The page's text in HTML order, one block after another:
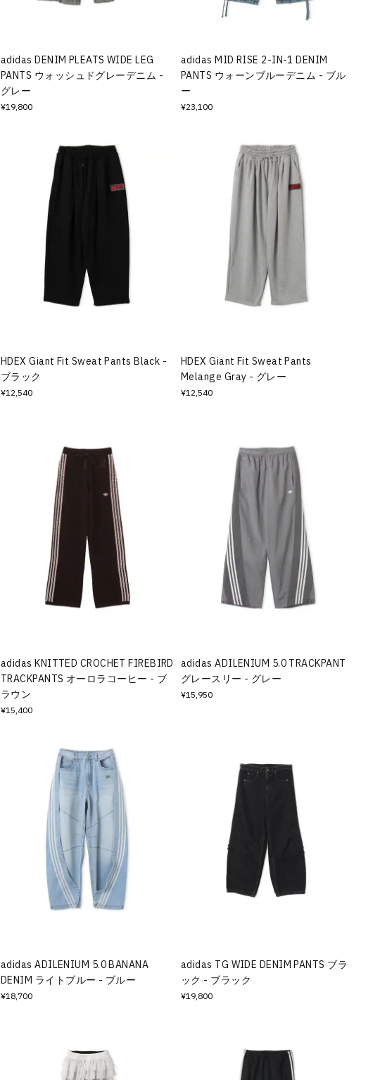
adidas DENIM PLEATS WIDE LEG
PANTS ウォッシュドグレーデニム -
グレー
¥19,800
adidas MID RISE 2-IN-1 DENIM
PANTS ウォーンブルーデニム - ブル
ー
¥23,100
HDEX Giant Fit Sweat Pants Black -
ブラック
¥12,540
HDEX Giant Fit Sweat Pants
Melange Gray - グレー
¥12,540
adidas KNITTED CROCHET FIREBIRD
TRACKPANTS オーロラコーヒー - ブ
ラウン
¥15,400
adidas ADILENIUM 5.0 TRACKPANT
グレースリー - グレー
¥15,950
adidas ADILENIUM 5.0 BANANA
DENIM ライトブルー - ブルー
¥18,700
adidas TG WIDE DENIM PANTS ブラ
ック - ブラック
¥19,800